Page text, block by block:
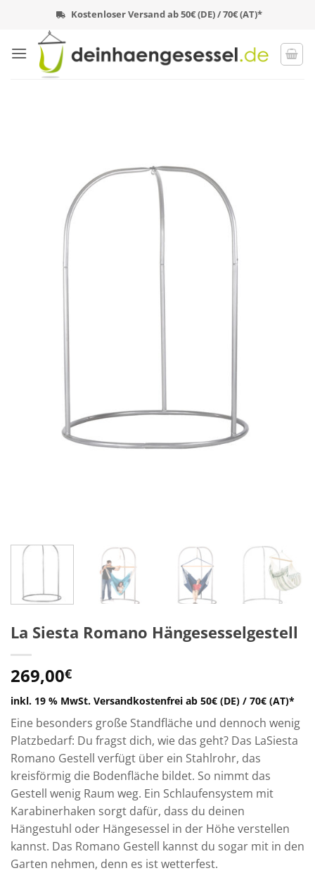
springen
Kostenloser Versand ab 50€ (DE) / 70€ (AT)*
La Siesta Romano Hängesesselgestell
269,00€
inkl. 19 % MwSt. Versandkostenfrei ab 50€ (DE) / 70€ (AT)*
Eine besonders große Standfläche und dennoch wenig
Platzbedarf: Du fragst dich, wie das geht? Das LaSiesta
Romano Gestell verfügt über ein Stahlrohr, das
kreisförmig die Bodenfläche bildet. So nimmt das
Gestell wenig Raum weg. Ein Schlaufensystem mit
Karabinerhaken sorgt dafür, dass du deinen
Hängestuhl oder Hängesessel in der Höhe verstellen
kannst. Das Romano Gestell kannst du sogar mit in den
Garten nehmen, denn es ist wetterfest.